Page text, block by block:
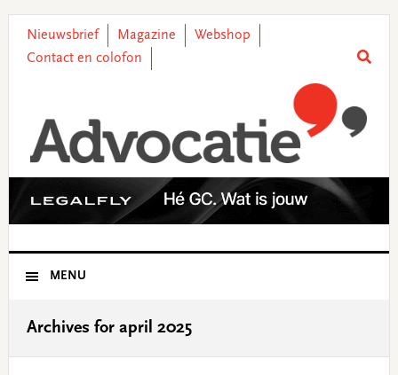
primary
main
primary
footer
Nieuwsbrief Magazine
Webshop
Contact en colofon
MENU
Archives for april 2025